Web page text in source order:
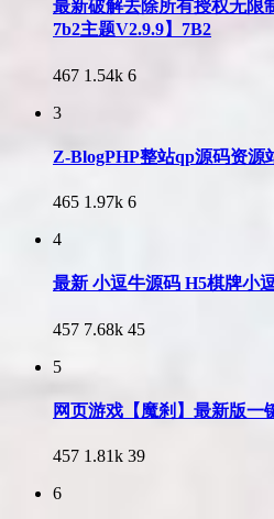
最新破解去除所有授权无限
7b2主题V2.9.9】7B2
467 1.54k 6
3
Z-BlogPHP整站qp源码资源
465 1.97k 6
4
最新 小逗牛源码 H5棋牌小
457 7.68k 45
5
网页游戏【魔刹】最新版
457 1.81k 39
6